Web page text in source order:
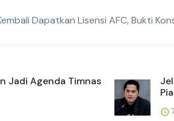
Dapatkan Lisensi AFC, Bukti
Jadi Agenda Timnas